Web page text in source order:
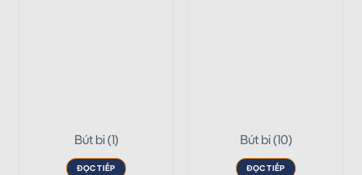
Bút bi (1)
ĐỌC TIẾP
Bút bi (10)
ĐỌC TIẾP